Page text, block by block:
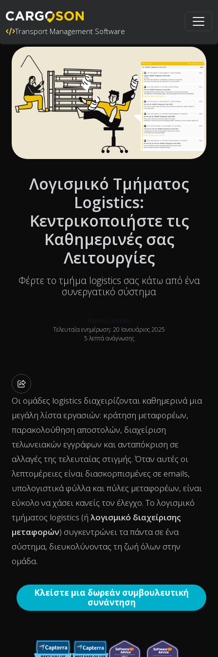
Transport Management Software
Λογισμικό Τμήματος
Logistics:
Κεντρικοποιήστε τις
Καθημερινές σας
Λειτουργίες
Φέρτε το τμήμα logistics σας κάτω από ένα
συνεργατικό σύστημα
Rasmus Leichter
Τελευταία ενημέρωση: 20 Ιανουάριος 2025
5 λεπτά ανάγνωσης
Οι ομάδες logistics διαχειρίζονται καθημερινά μια
μεγάλη λίστα εργασιών: κράτηση μεταφορέων,
παρακολούθηση αποστολών, διαχείριση
τελωνειακών εγγράφων και ανταπόκριση σε
αλλαγές της τελευταίας στιγμής. Όταν αυτές οι
λεπτομέρειες είναι διασκορπισμένες σε emails,
υπολογιστικά φύλλα και πύλες μεταφορέων, είναι
εύκολο να χάσει κανείς τον έλεγχο. Το λογισμικό
τμήματος logistics (ή λογισμικό διαχείρισης
μεταφορών) συγκεντρώνει τα πάντα σε ένα
σύστημα, διευκολύνοντας τη ζωή όλων στην
ομάδα.
Κλείστε μια δωρεάν συμβουλευτική
συνάντηση